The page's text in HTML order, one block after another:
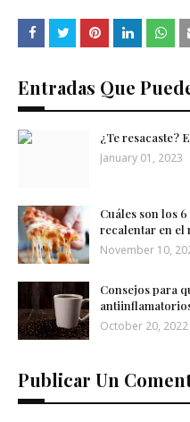
Entradas Que
¿Te resacaste?
January 01, 2023
Cuáles son los
recalentar en el
November 10,
Consejos para
October 20, 2022
Publicar Un